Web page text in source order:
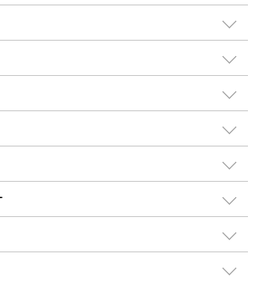
）
）グリル